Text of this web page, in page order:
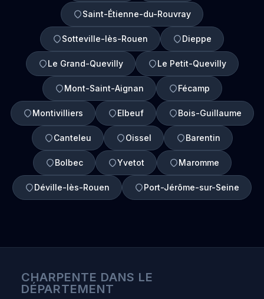
Saint-Étienne-du-Rouvray
Sotteville-lès-Rouen Dieppe
Le Grand-Quevilly Le Petit-Quevilly
Mont-Saint-Aignan Fécamp
Montivilliers Elbeuf Bois-Guillaume
Canteleu Oissel Barentin
Bolbec Yvetot Maromme
Déville-lès-Rouen Port-Jérôme-sur-Seine
CHARPENTE DANS LE
DÉPARTEMENT